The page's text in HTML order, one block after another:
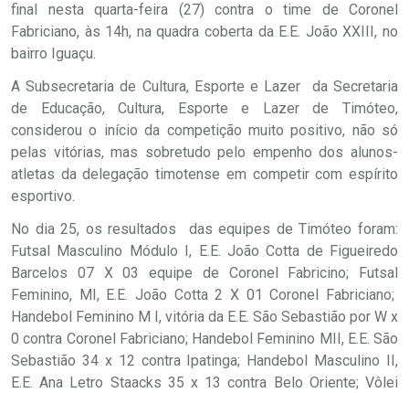
final nesta quarta-feira (27) contra o time de Coronel
Fabriciano, às 14h, na quadra coberta da E.E. João XXIII, no
bairro Iguaçu.
A Subsecretaria de Cultura, Esporte e Lazer da Secretaria
de Educação, Cultura, Esporte e Lazer de Timóteo,
considerou o início da competição muito positivo, não só
pelas vitórias, mas sobretudo pelo empenho dos alunos-
atletas da delegação timotense em competir com espírito
esportivo.
No dia 25, os resultados das equipes de Timóteo foram:
Futsal Masculino Módulo I, E.E. João Cotta de Figueiredo
Barcelos 07 X 03 equipe de Coronel Fabricino; Futsal
Feminino, MI, E.E. João Cotta 2 X 01 Coronel Fabriciano;
Handebol Feminino M I, vitória da E.E. São Sebastião por W x
0 contra Coronel Fabriciano; Handebol Feminino MII, E.E. São
Sebastião 34 x 12 contra Ipatinga; Handebol Masculino II,
E.E. Ana Letro Staacks 35 x 13 contra Belo Oriente; Vôlei